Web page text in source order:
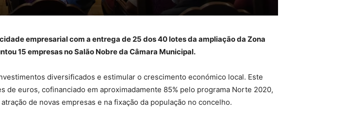
empresarial com a entrega de 25 dos 40 lotes da ampliação da Zona
15 empresas no Salão Nobre da Câmara Municipal.
diversificados e estimular o crescimento económico local. Este
euros, cofinanciado em aproximadamente 85% pelo programa Norte 2020,
de novas empresas e na fixação da população no concelho.